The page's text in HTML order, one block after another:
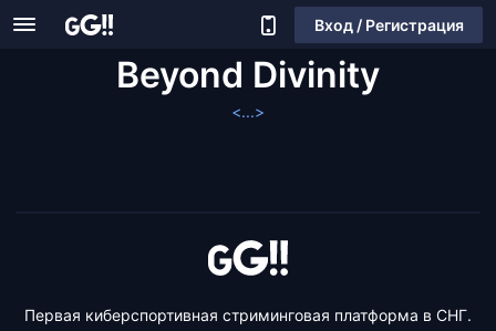
Вход / Регистрация
Beyond Divinity
<...>
Первая киберспортивная стриминговая платформа в СНГ.